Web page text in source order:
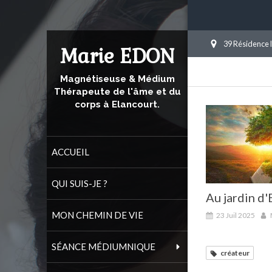
Marie EDON
Magnétiseuse & Médium
Thérapeute de l'âme et du
corps à Elancourt.
ACCUEIL
QUI SUIS-JE ?
MON CHEMIN DE VIE
SÉANCE MÉDIUMNIQUE
39 Résidence
Au jardin
23 Juil 2025
créateur